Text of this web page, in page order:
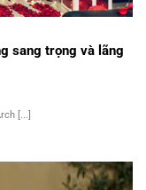
sang trọng và lãng
[...]